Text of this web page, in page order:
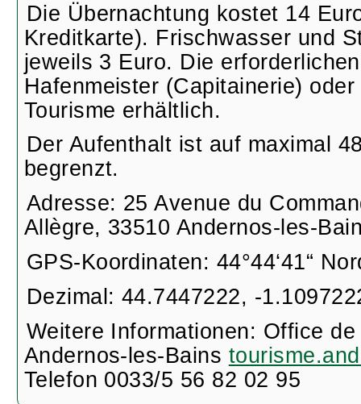
Die Übernachtung kostet 14
Kreditkarte). Frischwasser und
jeweils 3 Euro. Die
Hafenmeister (Capitainerie)
Tourisme erhältlich.
Der Aufenthalt ist auf maximal
begrenzt.
Adresse: 25 Avenue du
Allègre, 33510 Andernos-les-
GPS-Koordinaten: 44°44‘41“
Dezimal: 44.7447222, -
Weitere Informationen: Office de
Andernos-les-Bains
Telefon 0033/5 56 82 02 95